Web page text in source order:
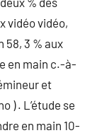
vidéo vidéo,
58, 3 % aux
en main c.-à-
et
) . L’étude se
en main 10-